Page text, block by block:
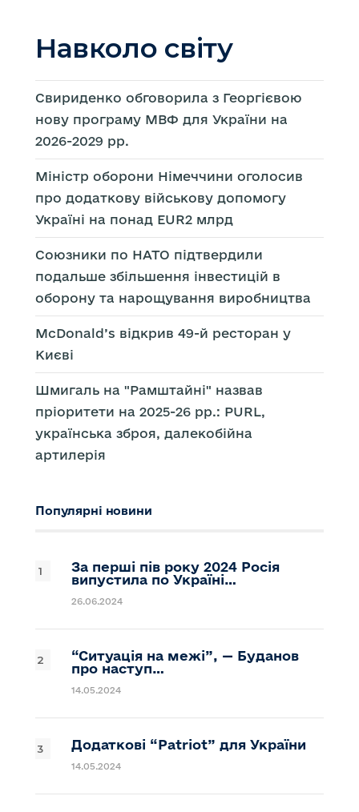
Навколо світу
Свириденко обговорила з Георгієвою
нову програму МВФ для України на
2026-2029 рр.
Міністр оборони Німеччини оголосив
про додаткову військову допомогу
Україні на понад EUR2 млрд
Союзники по НАТО підтвердили
подальше збільшення інвестицій в
оборону та нарощування виробництва
McDonald’s відкрив 49-й ресторан у
Києві
Шмигаль на "Рамштайні" назвав
пріоритети на 2025-26 рр.: PURL,
українська зброя, далекобійна
артилерія
Популярні новини
За перші пів року 2024 Росія
випустила по Україні…
26.06.2024
“Ситуація на межі”, — Буданов
про наступ…
14.05.2024
Додаткові “Patriot” для України
14.05.2024